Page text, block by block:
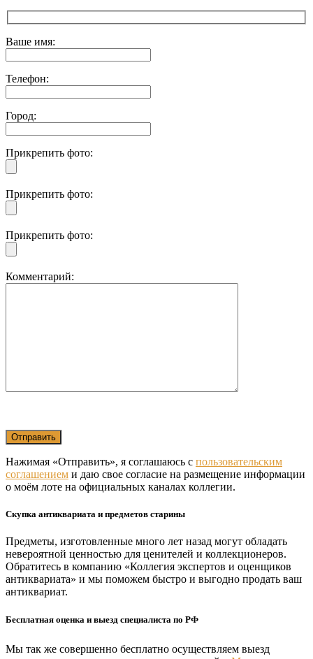
Ваше имя:
Телефон:
Город:
Прикрепить фото:
Прикрепить фото:
Прикрепить фото:
Комментарий:
Нажимая «Отправить», я соглашаюсь с пользовательским
соглашением и даю свое согласие на размещение информации
о моём лоте на официальных каналах коллегии.
Скупка антиквариата и предметов старины
Предметы, изготовленные много лет назад могут обладать
невероятной ценностью для ценителей и коллекционеров.
Обратитесь в компанию «Коллегия экспертов и оценщиков
антиквариата» и мы поможем быстро и выгодно продать ваш
антиквариат.
Бесплатная оценка и выезд специалиста по РФ
Мы так же совершенно бесплатно осуществляем выезд